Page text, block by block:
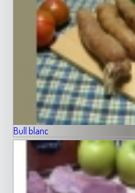
Bull blanc